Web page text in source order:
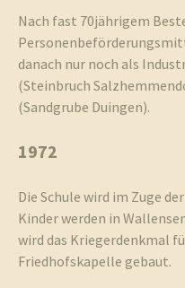
Nach fast 70jährigem
danach nur noch als
(Steinbruch
(Sandgrube Duingen).
1972
Die Schule wird im Zuge
Kinder werden in
wird das Kriegerdenkmal
Friedhofskapelle gebaut.